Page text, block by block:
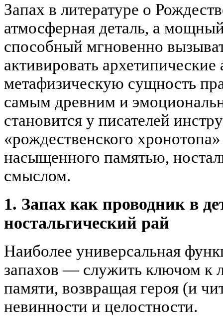
Запах в литературе о
атмосферная деталь, а
способный мгновенно
активировать
метафизическую сущность
самым древним и
становится у писателей
«рождественского
насыщенного памятью,
смыслом.
1. Запах как проводник в
ностальгический рай
Наиболее универсальная
запахов — служить ключом к
памяти, возвращая героя (и
невинности и целостности.